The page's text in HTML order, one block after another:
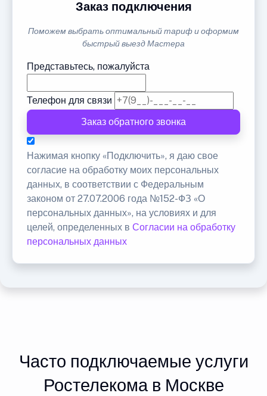
Заказ подключения
Поможем выбрать оптимальный тариф и оформим
быстрый выезд Мастера
Представьтесь, пожалуйста
Телефон для связи
Заказ обратного звонка
Нажимая кнопку «Подключить», я даю свое
согласие на обработку моих персональных
данных, в соответствии с Федеральным
законом от 27.07.2006 года №152-ФЗ «О
персональных данных», на условиях и для
целей, определенных в Согласии на обработку
персональных данных
Часто подключаемые услуги
Ростелекома в Москве